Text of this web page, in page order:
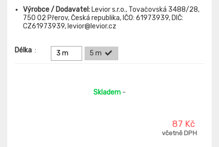
Výrobce / Dodavatel: Levior s.r.o., Tovačovská 3488/28,
750 02 Přerov, Česká republika, IČO: 61973939, DIČ:
CZ61973939, levior@levior.cz
Délka : 3 m 5 m
Skladem -
87 Kč
včetně DPH